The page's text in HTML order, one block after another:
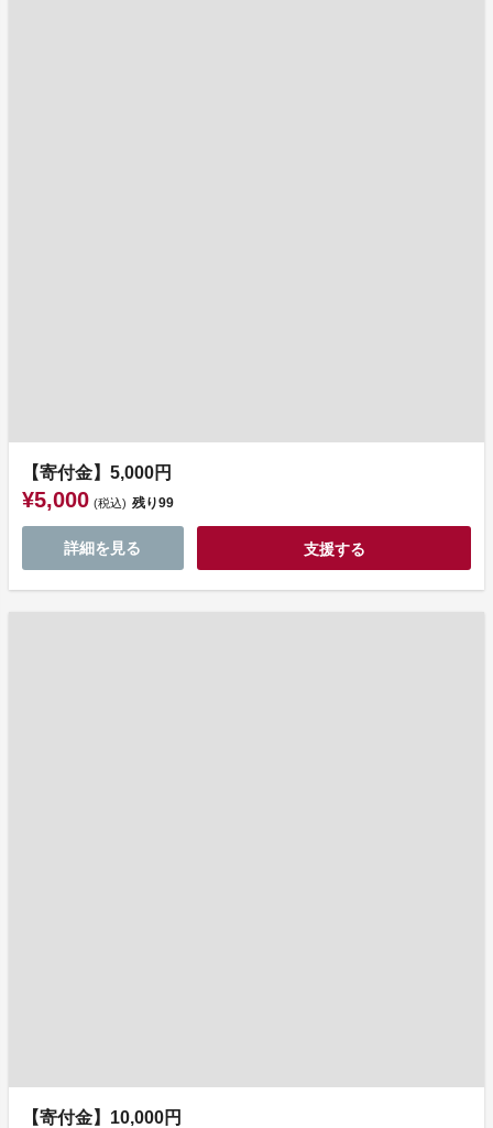
【寄付金】5,000円
¥5,000 (税込) 残り99
詳細を見る 支援する
【寄付金】10,000円